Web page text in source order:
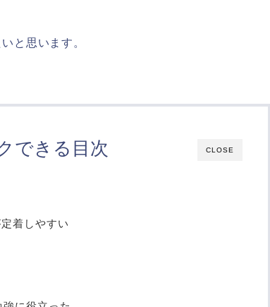
と思います。
CLOSE
できる目次
着しやすい